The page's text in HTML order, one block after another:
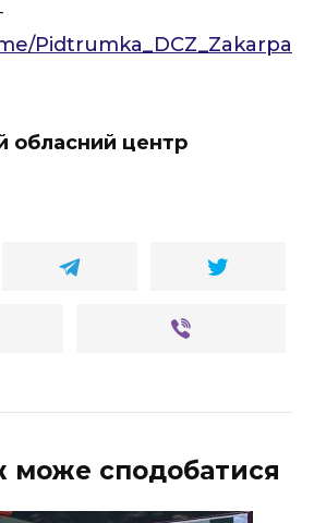
Pidtrumka_DCZ_Zakarpa
обласний центр
може сподобатися